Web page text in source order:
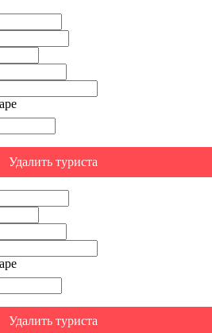
Удалить туриста
Удалить туриста